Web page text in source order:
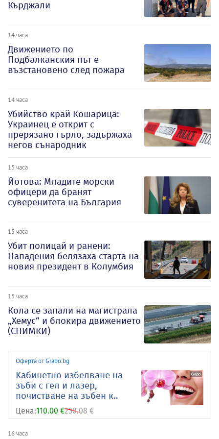
Кърджали
14 часа
Движението по
Подбалканския път е
възстановено след пожара
14 часа
Убийство край Кошарица:
Украинец е открит с
прерязано гърло, задържаха
негов сънародник
15 часа
Йотова: Младите морски
офицери да бранят
суверенитета на България
15 часа
Убит полицай и ранени:
Нападения белязаха старта на
новия президент в Колумбия
15 часа
Кола се запали на магистрала
„Хемус“ и блокира движението
(СНИМКИ)
Оферта от Grabo.bg
Kабинетно избелване на
зъби с гел и лазер,
почистване на зъбен к..
Цена:110.00 €230.08 €
16 часа